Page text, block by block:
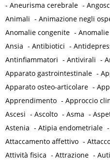
-Aneurisma cerebrale -
Animali -Animazione negli
Anomalie congenite -
Ansia -Antibiotici -
Antinfiammatori -Antivirali -
Apparato gastrointestinale -
Apparato osteo-articolare -
Apprendimento -Approccio
Ascesi -Ascolto -Asma -
Astenia -Atipia endometriale
Attaccamento affettivo -
Attività fisica -Attrazione -